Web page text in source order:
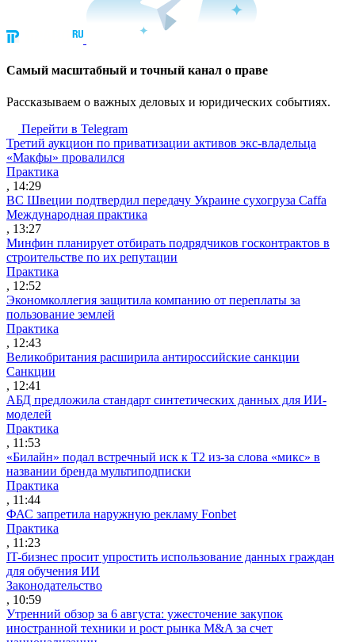
Cамый масштабный и точный канал о праве
Рассказываем о важных деловых и юридических событиях.
Перейти в Telegram
Третий аукцион по приватизации активов экс-владельца
«Макфы» провалился
Практика
, 14:29
ВС Швеции подтвердил передачу Украине сухогруза Caffa
Международная практика
, 13:27
Минфин планирует отбирать подрядчиков госконтрактов в
строительстве по их репутации
Практика
, 12:52
Экономколлегия защитила компанию от переплаты за
пользование землей
Практика
, 12:43
Великобритания расширила антироссийские санкции
Санкции
, 12:41
АБД предложила стандарт синтетических данных для ИИ-
моделей
Практика
, 11:53
«Билайн» подал встречный иск к Т2 из-за слова «микс» в
названии бренда мультиподписки
Практика
, 11:44
ФАС запретила наружную рекламу Fonbet
Практика
, 11:23
IT-бизнес просит упростить использование данных граждан
для обучения ИИ
Законодательство
, 10:59
Утренний обзор за 6 августа: ужесточение закупок
иностранной техники и рост рынка M&A за счет